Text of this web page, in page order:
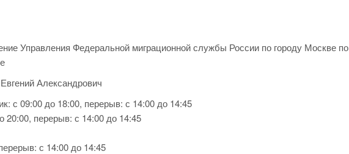
Управления Федеральной миграционной службы России по городу Москве по
Александрович
с 09:00 до 18:00, перерыв: с 14:00 до 14:45
20:00, перерыв: с 14:00 до 14:45
с 14:00 до 14:45